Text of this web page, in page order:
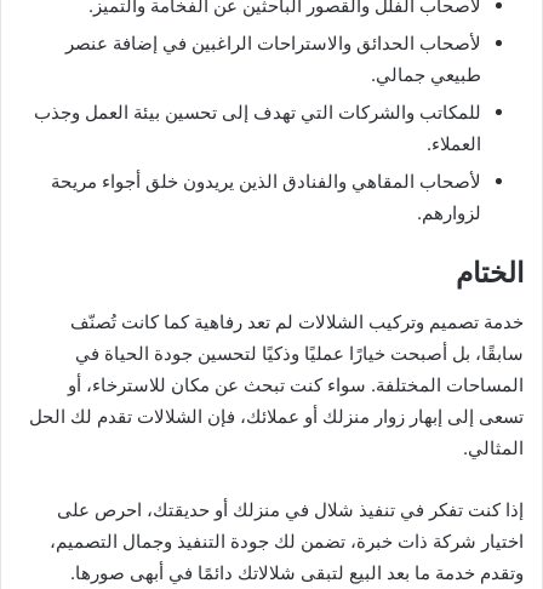
لأصحاب الفلل والقصور الباحثين عن الفخامة والتميز.
لأصحاب الحدائق والاستراحات الراغبين في إضافة عنصر
طبيعي جمالي.
للمكاتب والشركات التي تهدف إلى تحسين بيئة العمل وجذب
العملاء.
لأصحاب المقاهي والفنادق الذين يريدون خلق أجواء مريحة
لزوارهم.
الختام
خدمة تصميم وتركيب الشلالات لم تعد رفاهية كما كانت تُصنّف
سابقًا، بل أصبحت خيارًا عمليًا وذكيًا لتحسين جودة الحياة في
المساحات المختلفة. سواء كنت تبحث عن مكان للاسترخاء، أو
تسعى إلى إبهار زوار منزلك أو عملائك، فإن الشلالات تقدم لك الحل
المثالي.
إذا كنت تفكر في تنفيذ شلال في منزلك أو حديقتك، احرص على
اختيار شركة ذات خبرة، تضمن لك جودة التنفيذ وجمال التصميم،
وتقدم خدمة ما بعد البيع لتبقى شلالاتك دائمًا في أبهى صورها.